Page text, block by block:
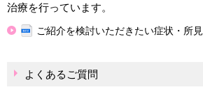
治療を行っています。
ご紹介を検討いただきたい症状・所見
よくあるご質問